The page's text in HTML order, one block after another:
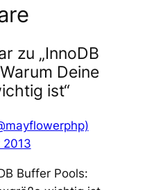
zu „InnoDB
Deine
ist“
2013
Buffer Pools: